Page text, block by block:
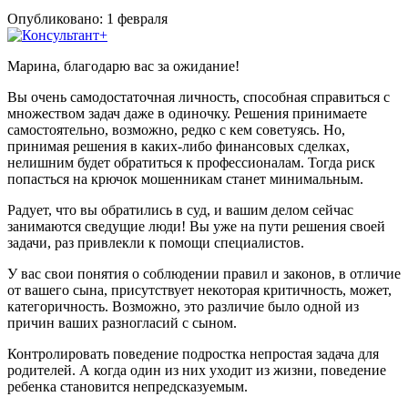
Опубликовано: 1 февраля
Марина, благодарю вас за ожидание!
Вы очень самодостаточная личность, способная справиться с
множеством задач даже в одиночку. Решения принимаете
самостоятельно, возможно, редко с кем советуясь. Но,
принимая решения в каких-либо финансовых сделках,
нелишним будет обратиться к профессионалам. Тогда риск
попасться на крючок мошенникам станет минимальным.
Радует, что вы обратились в суд, и вашим делом сейчас
занимаются сведущие люди! Вы уже на пути решения своей
задачи, раз привлекли к помощи специалистов.
У вас свои понятия о соблюдении правил и законов, в отличие
от вашего сына, присутствует некоторая критичность, может,
категоричность. Возможно, это различие было одной из
причин ваших разногласий с сыном.
Контролировать поведение подростка непростая задача для
родителей. А когда один из них уходит из жизни, поведение
ребенка становится непредсказуемым.